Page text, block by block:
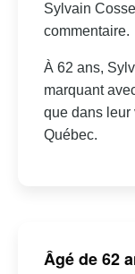
Sylvain
commentaire.
À 62 ans,
marquant
que dans leur
Québec.
Âgé de 62